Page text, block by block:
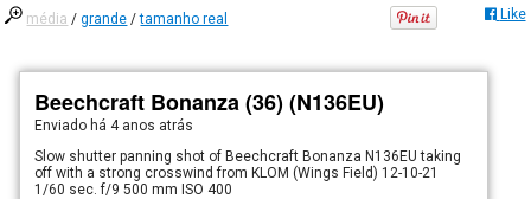
média /grande /tamanho real Like
Beechcraft Bonanza (36) (N136EU)
Enviado há 4 anos atrás
Slow shutter panning shot of Beechcraft Bonanza N136EU taking
off with a strong crosswind from KLOM (Wings Field) 12-10-21
1/60 sec. f/9 500 mm ISO 400